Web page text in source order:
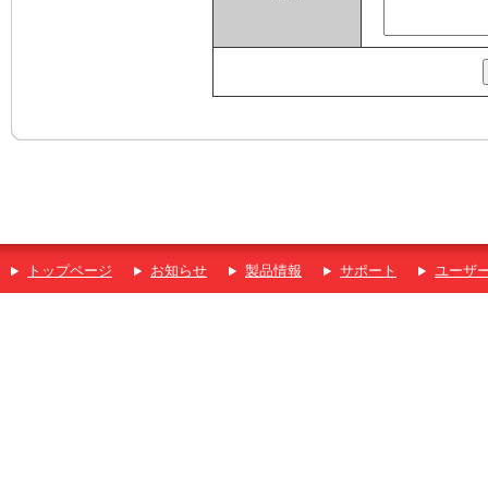
トップページ お知らせ 製品情報 サポート ユーザ